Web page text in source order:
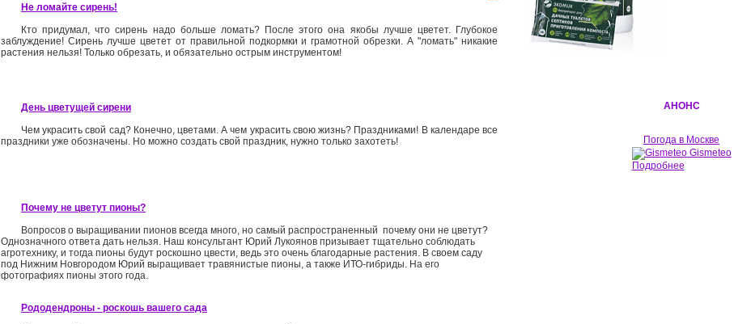
Не ломайте сирень!
Кто придумал, что сирень надо больше ломать? После этого она якобы лучше цветет. Глубокое
заблуждение! Сирень лучше цветет от правильной подкормки и грамотной обрезки. А "ломать" никакие
растения нельзя! Только обрезать, и обязательно острым инструментом!
День цветущей сирени
Чем украсить свой сад? Конечно, цветами. А чем украсить свою жизнь? Праздниками! В календаре все
праздники уже обозначены. Но можно создать свой праздник, нужно только захотеть!
Почему не цветут пионы?
Вопросов о выращивании пионов всегда много, но самый распространенный ­ почему они не цветут?
Однозначного ответа дать нельзя. Наш консультант Юрий Лукоянов призывает тщательно соблюдать
агротехнику, и тогда пионы будут роскошно цвести, ведь это очень благодарные растения. В своем саду
под Нижним Новгородом Юрий выращивает травянистые пионы, а также ИТО­-гибриды. На его
фотографиях пионы этого года.
Рододендроны - ­роскошь вашего сада
АНОНС
Погода в Москве
Gismeteo
Подробнее